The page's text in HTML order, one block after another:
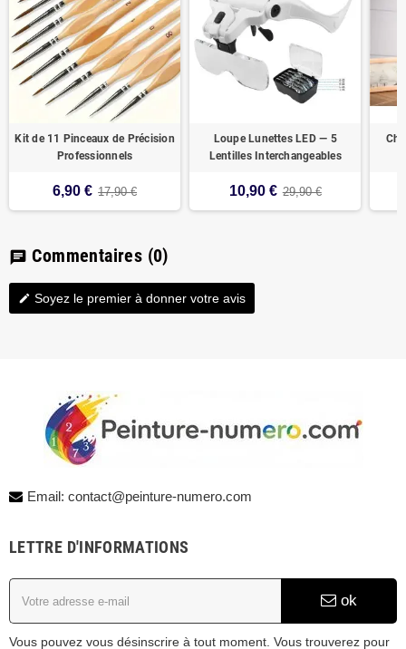
Kit de 11 Pinceaux de Précision
Professionnels
6,90 € 17,90 €
Loupe Lunettes LED — 5
Lentilles Interchangeables
10,90 € 29,90 €
chat Commentaires (0)
edit Soyez le premier à donner votre avis
Email: contact@peinture-numero.com
LETTRE D'INFORMATIONS
ok
Vous pouvez vous désinscrire à tout moment. Vous trouverez pour